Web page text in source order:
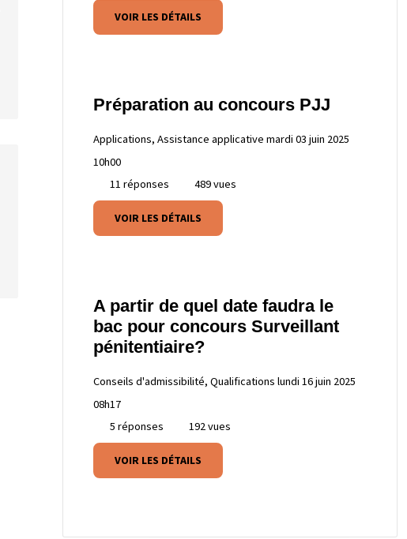
VOIR LES DÉTAILS
Préparation au concours PJJ
Applications, Assistance applicative mardi 03 juin 2025
10h00
11 réponses
489 vues
VOIR LES DÉTAILS
A partir de quel date faudra le
bac pour concours Surveillant
pénitentiaire?
Conseils d'admissibilité, Qualifications lundi 16 juin 2025
08h17
5 réponses
192 vues
VOIR LES DÉTAILS